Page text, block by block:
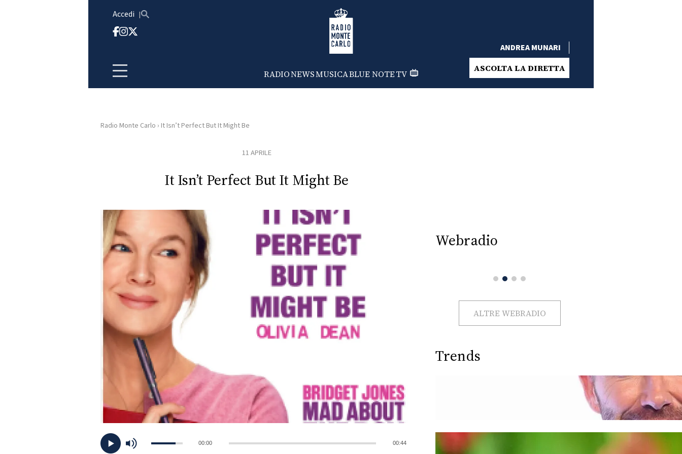
Accedi Radio Monte Carlo
RADIONEWSMUSICABLUE NOTETV
ANDREA MUNARI
ASCOLTA LA DIRETTA
RADIO
PLAYLIST
NEWS
FOTO
CONCORSI
EVENTI
TV
PRINCIPATO
Radio Monte Carlo › It Isn’t Perfect But It Might Be
11 APRILE
It Isn’t Perfect But It Might Be
00:00 00:44
Webradio
ALTRE WEBRADIO
Trends